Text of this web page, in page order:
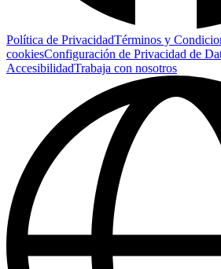
Política de PrivacidadTérminos y
cookiesConfiguración de Privacidad de
AccesibilidadTrabaja con nosotros